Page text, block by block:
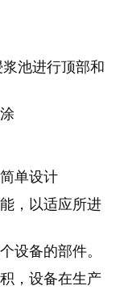
池进行顶部和
单设计
，以适应所进
设备的部件。
，设备在生产